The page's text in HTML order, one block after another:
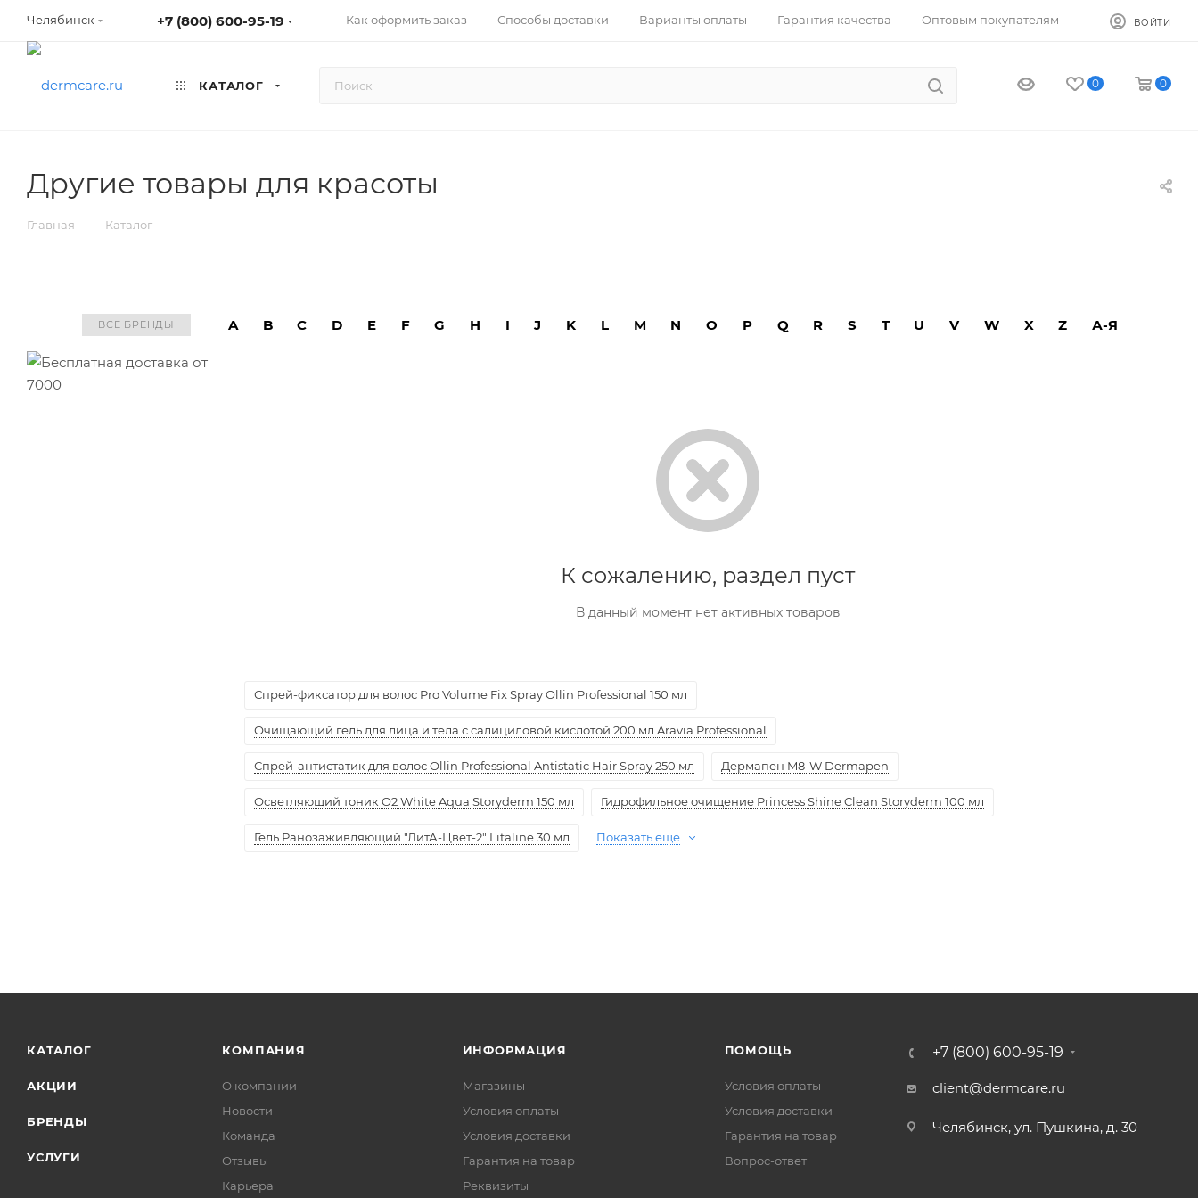
Челябинск +7 (800) 600-95-19 Как оформить заказ Способы доставки Варианты оплаты Гарантия качества Оптовым покупателям ВОЙТИ
КАТАЛОГ 0 0
Другие товары для красоты
Главная — Каталог
ВСЕ БРЕНДЫ A B C D E F G H I J K L M N O P Q R S T U V W X Z А-Я
К сожалению, раздел пуст
В данный момент нет активных товаров
Спрей-фиксатор для волос Pro Volume Fix Spray Ollin Professional 150 мл
Очищающий гель для лица и тела с салициловой кислотой 200 мл Aravia Professional
Спрей-антистатик для волос Ollin Professional Antistatic Hair Spray 250 мл Дермапен M8-W Dermapen
Осветляющий тоник O2 White Aqua Storyderm 150 мл Гидрофильное очищение Princess Shine Clean Storyderm 100 мл
Гель Ранозаживляющий "ЛитА-Цвет-2" Litaline 30 мл Показать еще
КАТАЛОГ
АКЦИИ
БРЕНДЫ
УСЛУГИ
КОМПАНИЯ
О компании
Новости
Команда
Отзывы
Карьера
ИНФОРМАЦИЯ
Магазины
Условия оплаты
Условия доставки
Гарантия на товар
Реквизиты
ПОМОЩЬ
Условия оплаты
Условия доставки
Гарантия на товар
Вопрос-ответ
+7 (800) 600-95-19
client@dermcare.ru
Челябинск, ул. Пушкина, д. 30